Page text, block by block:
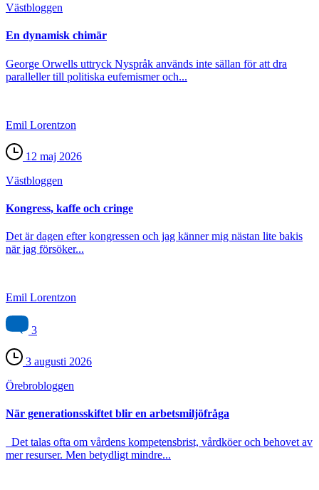
Väst­bloggen
En dynamisk chimär
George Orwells uttryck Nyspråk används inte sällan för att dra
paralleller till politiska eufemismer och...
Emil Lorentzon
12 maj 2026
Väst­bloggen
Kongress, kaffe och cringe
Det är dagen efter kongressen och jag känner mig nästan lite bakis
när jag försöker...
Emil Lorentzon
3
3 augusti 2026
Örebro­bloggen
När generationsskiftet blir en arbetsmiljöfråga
Det talas ofta om vårdens kompetensbrist, vårdköer och behovet av
mer resurser. Men betydligt mindre...